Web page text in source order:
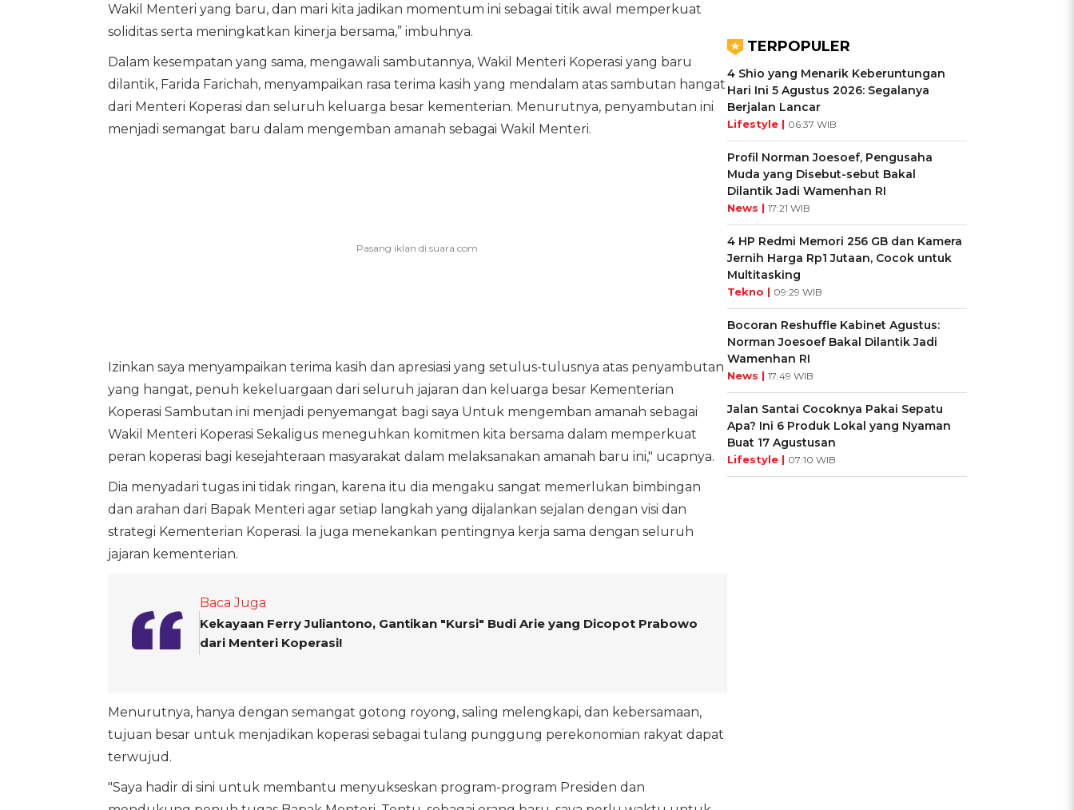
Wakil Menteri yang baru, dan mari kita jadikan momentum ini sebagai titik awal memperkuat
soliditas serta meningkatkan kinerja bersama,” imbuhnya.
Dalam kesempatan yang sama, mengawali sambutannya, Wakil Menteri Koperasi yang baru
dilantik, Farida Farichah, menyampaikan rasa terima kasih yang mendalam atas sambutan hangat
dari Menteri Koperasi dan seluruh keluarga besar kementerian. Menurutnya, penyambutan ini
menjadi semangat baru dalam mengemban amanah sebagai Wakil Menteri.
Izinkan saya menyampaikan terima kasih dan apresiasi yang setulus-tulusnya atas penyambutan
yang hangat, penuh kekeluargaan dari seluruh jajaran dan keluarga besar Kementerian
Koperasi Sambutan ini menjadi penyemangat bagi saya Untuk mengemban amanah sebagai
Wakil Menteri Koperasi Sekaligus meneguhkan komitmen kita bersama dalam memperkuat
peran koperasi bagi kesejahteraan masyarakat dalam melaksanakan amanah baru ini," ucapnya.
Dia menyadari tugas ini tidak ringan, karena itu dia mengaku sangat memerlukan bimbingan
dan arahan dari Bapak Menteri agar setiap langkah yang dijalankan sejalan dengan visi dan
strategi Kementerian Koperasi. Ia juga menekankan pentingnya kerja sama dengan seluruh
jajaran kementerian.
Baca Juga
Kekayaan Ferry Juliantono, Gantikan "Kursi" Budi Arie yang Dicopot Prabowo
dari Menteri Koperasi!
Menurutnya, hanya dengan semangat gotong royong, saling melengkapi, dan kebersamaan,
tujuan besar untuk menjadikan koperasi sebagai tulang punggung perekonomian rakyat dapat
terwujud.
"Saya hadir di sini untuk membantu menyukseskan program-program Presiden dan
TERPOPULER
4 Shio yang Menarik Keberuntungan
Hari Ini 5 Agustus 2026: Segalanya
Berjalan Lancar
Lifestyle | 06:37 WIB
Profil Norman Joesoef, Pengusaha
Muda yang Disebut-sebut Bakal
Dilantik Jadi Wamenhan RI
News | 17:21 WIB
4 HP Redmi Memori 256 GB dan Kamera
Jernih Harga Rp1 Jutaan, Cocok untuk
Multitasking
Tekno | 09:29 WIB
Bocoran Reshuffle Kabinet Agustus:
Norman Joesoef Bakal Dilantik Jadi
Wamenhan RI
News | 17:49 WIB
Jalan Santai Cocoknya Pakai Sepatu
Apa? Ini 6 Produk Lokal yang Nyaman
Buat 17 Agustusan
Lifestyle | 07:10 WIB